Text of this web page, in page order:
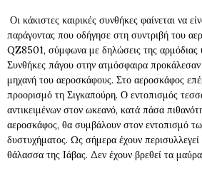
Οι κάκιστες καιρικές συνθήκες φαίνεται να
παράγοντας που οδήγησε στη συντριβή του
QZ8501, σύμφωνα με δηλώσεις της αρμόδιας
Συνθήκες πάγου στην ατμόσφαιρα
μηχανή του αεροσκάφους. Στο αεροσκάφος
προορισμό τη Σιγκαπούρη. Ο εντοπισμός
αντικειμένων στον ωκεανό, κατά πάσα
αεροσκάφος, θα συμβάλουν στον εντοπισμό
δυστυχήματος. Ως σήμερα έχουν
θάλασσα της Ιάβας. Δεν έχουν βρεθεί τα